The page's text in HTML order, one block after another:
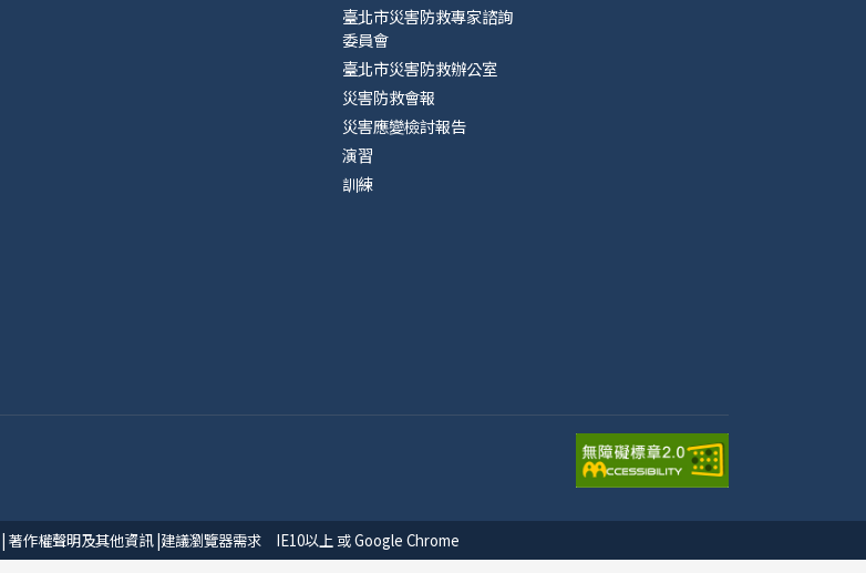
臺北市災害防救專家諮詢
委員會
臺北市災害防救辦公室
災害防救會報
災害應變檢討報告
演習
訓練
著作權聲明及其他資訊 |建議瀏覽器需求 IE10以上 或 Google Chrome